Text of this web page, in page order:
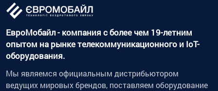
ЕвроМобайл - компания с более чем 19-летним
опытом на рынке телекоммуникационного и IoT-
оборудования.
Мы являемся официальным дистрибьютором
ведущих мировых брендов, поставляем оборудование